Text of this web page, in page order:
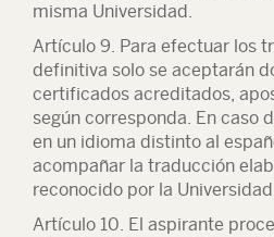
misma Universidad.
Artículo 9. Para efectuar los
definitiva solo se aceptarán
certificados acreditados,
según corresponda. En caso
en un idioma distinto al
acompañar la traducción
reconocido por la
Artículo 10. El aspirante